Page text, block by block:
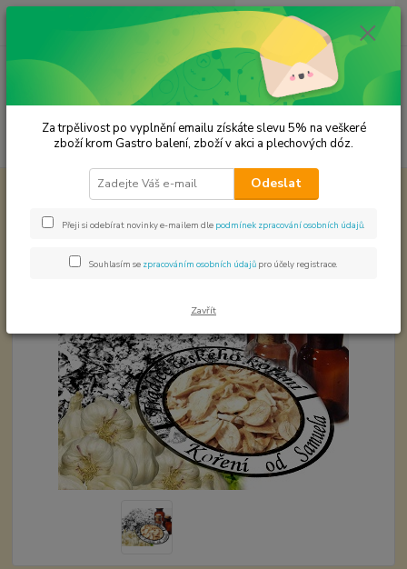
Menu
Hledat
ks
za 0,00 Kč
KOŘENÍ JEDNODRUHOVÉ Česnek floky
Česnek floky
Za trpělivost po vyplnění emailu získáte slevu 5% na veškeré
zboží krom Gastro balení, zboží v akci a plechových dóz.
Odeslat
Přeji si odebírat novinky e-mailem dle podmínek zpracování osobních údajů
Souhlasím se zpracováním osobních údajů pro účely registrace.
Zavřít